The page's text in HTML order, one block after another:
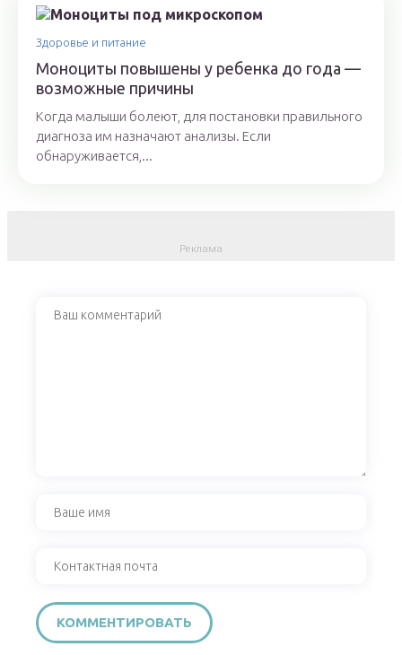
Здоровье и питание
Моноциты повышены у ребенка до года —
возможные причины
Когда малыши болеют, для постановки правильного
диагноза им назначают анализы. Если
обнаруживается,...